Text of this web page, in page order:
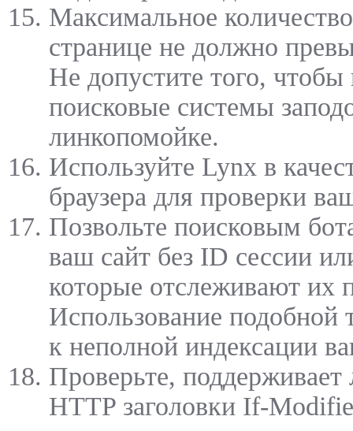
Максимальное
странице не должно
Не допустите того, чтобы
поисковые системы
линкопомойке.
Используйте Lynx в
браузера для проверки
Позвольте поисковым
ваш сайт без ID сессии
которые отслеживают их
Использование подобной
к неполной индексации
Проверьте, поддерживает
HTTP заголовки If-